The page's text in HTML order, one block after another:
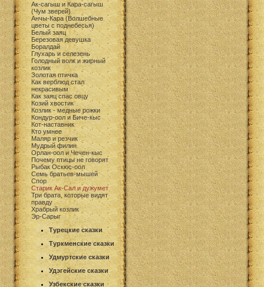
Ак-сагыш и Кара-сагыш
(Чум зверей)
Анчы-Кара (Волшебные
цветы с поднебесья)
Белый заяц
Березовая девушка
Боралдай
Глухарь и селезень
Голодный волк и жирный
козлик
Золотая птичка
Как верблюд стал
некрасивым
Как заяц спас овцу
Козий хвостик
Козлик - медные рожки
Кондур-оол и Биче-кыс
Кот-наставник
Кто умнее
Маляр и резчик
Мудрый филин
Орлан-оол и Чечен-кыс
Почему птицы не говорят
Рыбак Оскюс-оол
Семь братьев-мышей
Спор
Старик Ак-Сал и дужумет
Три брата, которые видят
правду
Храбрый козлик
Эр-Сарыг
Турецкие сказки
Туркменские сказки
Удмуртские сказки
Удэгейские сказки
Узбекские сказки